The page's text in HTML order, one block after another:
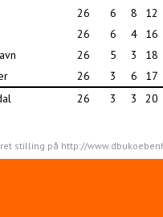
26 6 8 12
26 6 4 16
26 5 3 18
26 3 6 17
26 3 3 20
stilling på http://